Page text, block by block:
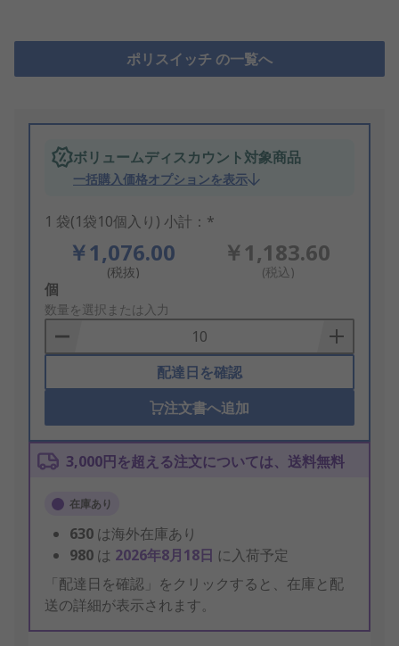
ポリスイッチ の一覧へ
ボリュームディスカウント対象商品
一括購入価格オプションを表示
1 袋(1袋10個入り) 小計：*
￥1,076.00
(税抜)
￥1,183.60
(税込)
Add
to
Basket
個
数量を選択または入力
配達日を確認
注文書へ追加
3,000円を超える注文については、送料無料
在庫あり
630 は海外在庫あり
980 は 2026年8月18日 に入荷予定
「配達日を確認」をクリックすると、在庫と配
送の詳細が表示されます。